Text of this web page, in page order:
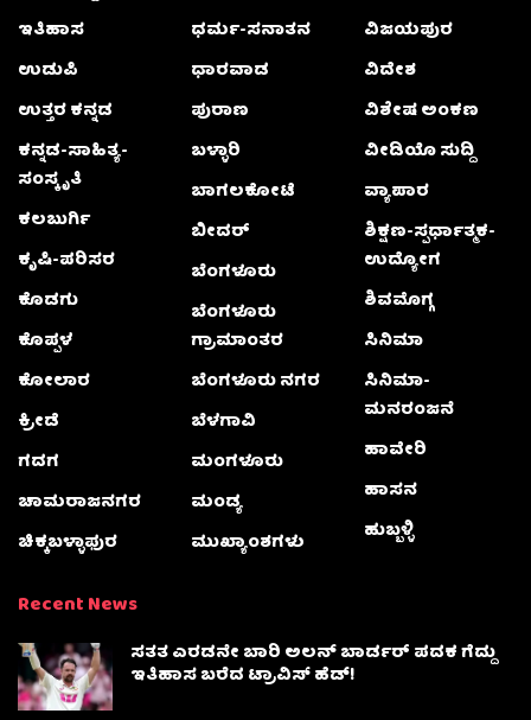
ಇತಿಹಾಸ
ಉಡುಪಿ
ಉತ್ತರ ಕನ್ನಡ
ಕನ್ನಡ-ಸಾಹಿತ್ಯ-
ಸಂಸ್ಕೃತಿ
ಕಲಬುರ್ಗಿ
ಕೃಷಿ-ಪರಿಸರ
ಕೊಡಗು
ಕೊಪ್ಪಳ
ಕೋಲಾರ
ಕ್ರೀಡೆ
ಗದಗ
ಚಾಮರಾಜನಗರ
ಚಿಕ್ಕಬಳ್ಳಾಫುರ
ಧರ್ಮ-ಸನಾತನ
ಧಾರವಾಡ
ಪುರಾಣ
ಬಳ್ಳಾರಿ
ಬಾಗಲಕೋಟೆ
ಬೀದರ್
ಬೆಂಗಳೂರು
ಬೆಂಗಳೂರು
ಗ್ರಾಮಾಂತರ
ಬೆಂಗಳೂರು ನಗರ
ಬೆಳಗಾವಿ
ಮಂಗಳೂರು
ಮಂಡ್ಯ
ಮುಖ್ಯಾಂಶಗಳು
ವಿಜಯಪುರ
ವಿದೇಶ
ವಿಶೇಷ ಅಂಕಣ
ವೀಡಿಯೊ ಸುದ್ದಿ
ವ್ಯಾಪಾರ
ಶಿಕ್ಷಣ-ಸ್ಪರ್ಧಾತ್ಮಕ-
ಉದ್ಯೋಗ
ಶಿವಮೊಗ್ಗ
ಸಿನಿಮಾ
ಸಿನಿಮಾ-
ಮನರಂಜನೆ
ಹಾವೇರಿ
ಹಾಸನ
ಹುಬ್ಬಳ್ಳಿ
Recent News
ಸತತ ಎರಡನೇ ಬಾರಿ ಅಲನ್ ಬಾರ್ಡರ್ ಪದಕ ಗೆದ್ದು
ಇತಿಹಾಸ ಬರೆದ ಟ್ರಾವಿಸ್ ಹೆಡ್!